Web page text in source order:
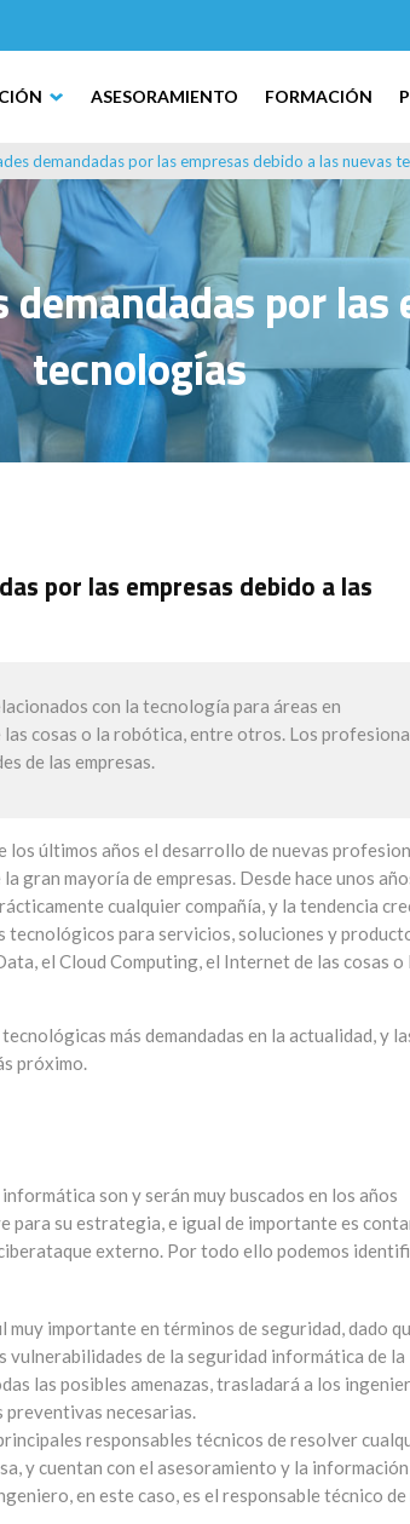
ASESORAMIENTO FORMACIÓN
demandadas por las empresas debido a las nuevas
por
tecnologías
por las empresas debido a las
con la tecnología para áreas en
cosas o la robótica, entre otros. Los
de las empresas.
últimos años el desarrollo de nuevas
gran mayoría de empresas. Desde hace unos
cualquier compañía, y la tendencia
tecnológicos para servicios, soluciones y
el Cloud Computing, el Internet de las cosas o
más demandadas en la actualidad, y
próximo.
son y serán muy buscados en los años
para su estrategia, e igual de importante es
externo. Por todo ello podemos
muy importante en términos de seguridad, dado
vulnerabilidades de la seguridad informática de la
las posibles amenazas, trasladará a los
preventivas necesarias.
responsables técnicos de resolver
y cuentan con el asesoramiento y la
en este caso, es el responsable técnico de